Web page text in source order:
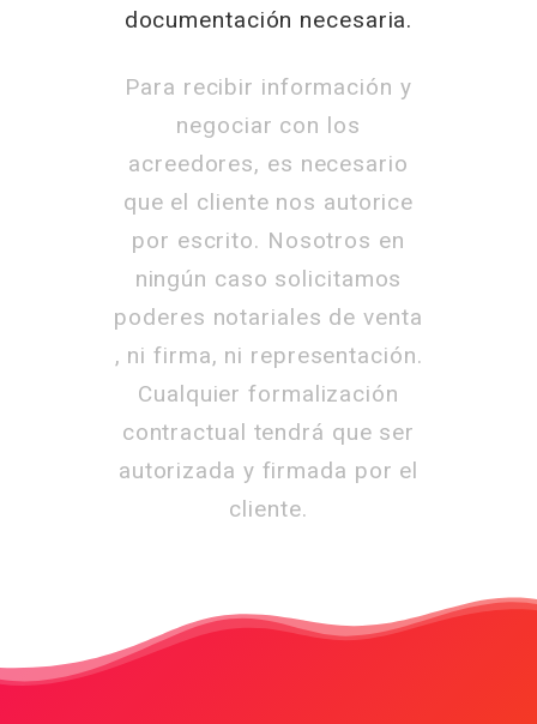
documentación necesaria.
Para recibir información y
negociar con los
acreedores, es necesario
que el cliente nos autorice
por escrito. Nosotros en
ningún caso solicitamos
poderes notariales de venta
, ni firma, ni representación.
Cualquier formalización
contractual tendrá que ser
autorizada y firmada por el
cliente.